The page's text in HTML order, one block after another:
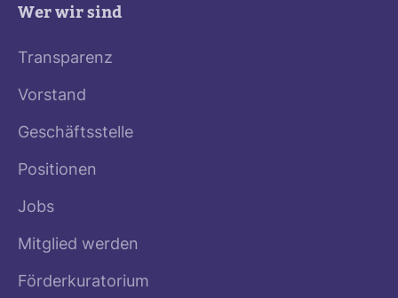
Wer wir sind
Transparenz
Vorstand
Geschäftsstelle
Positionen
Jobs
Mitglied werden
Förderkuratorium